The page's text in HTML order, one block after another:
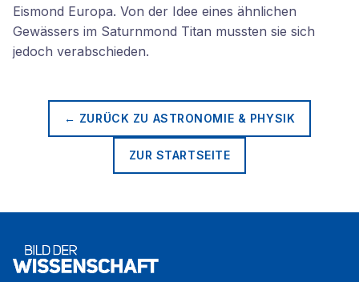
Eismond Europa. Von der Idee eines ähnlichen
Gewässers im Saturnmond Titan mussten sie sich
jedoch verabschieden.
← ZURÜCK ZU ASTRONOMIE & PHYSIK
ZUR STARTSEITE